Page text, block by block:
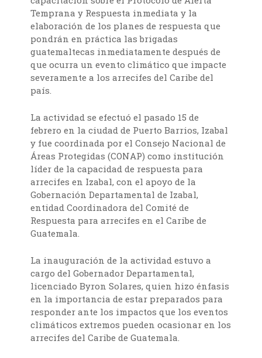
Temprana y Respuesta inmediata y la
elaboración de los planes de respuesta que
pondrán en práctica las brigadas
guatemaltecas inmediatamente después de
que ocurra un evento climático que impacte
severamente a los arrecifes del Caribe del
país.
La actividad se efectuó el pasado 15 de
febrero en la ciudad de Puerto Barrios, Izabal
y fue coordinada por el Consejo Nacional de
Áreas Protegidas (CONAP) como institución
líder de la capacidad de respuesta para
arrecifes en Izabal, con el apoyo de la
Gobernación Departamental de Izabal,
entidad Coordinadora del Comité de
Respuesta para arrecifes en el Caribe de
Guatemala.
La inauguración de la actividad estuvo a
cargo del Gobernador Departamental,
licenciado Byron Solares, quien hizo énfasis
en la importancia de estar preparados para
responder ante los impactos que los eventos
climáticos extremos pueden ocasionar en los
arrecifes del Caribe de Guatemala.